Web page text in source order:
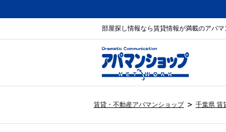
部屋探し情報なら賃貸情報が満載のアパ
賃貸・不動産アパマンショップ 千葉県 賃